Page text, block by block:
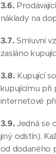
3.6.
náklady na
3.7. Smluvní
zasláno
3.8. Kupující
kupujícímu při
internetové
3.9. Jedná se
jiný odstín).
od dodaného